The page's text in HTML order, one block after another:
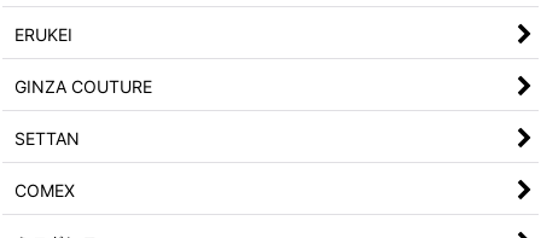
ERUKEI
GINZA COUTURE
SETTAN
COMEX